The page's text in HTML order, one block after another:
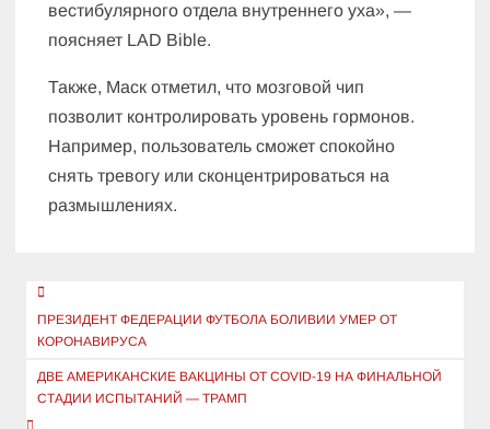
вестибулярного отдела внутреннего уха», —
поясняет LAD Bible.
Также, Маск отметил, что мозговой чип
позволит контролировать уровень гормонов.
Например, пользователь сможет спокойно
снять тревогу или сконцентрироваться на
размышлениях.
Навигация
по
записям
ПРЕЗИДЕНТ ФЕДЕРАЦИИ ФУТБОЛА БОЛИВИИ УМЕР ОТ
КОРОНАВИРУСА
ДВЕ АМЕРИКАНСКИЕ ВАКЦИНЫ ОТ COVID-19 НА ФИНАЛЬНОЙ
СТАДИИ ИСПЫТАНИЙ — ТРАМП